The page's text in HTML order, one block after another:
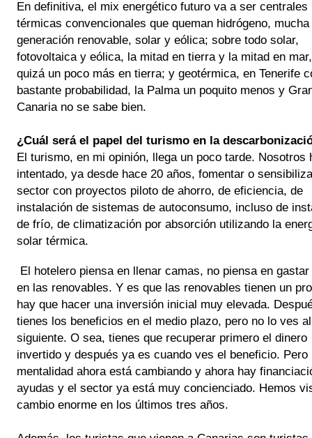
En definitiva, el mix energético futuro va a ser centrales
térmicas convencionales que queman hidrógeno, mucha
generación renovable, solar y eólica; sobre todo solar,
fotovoltaica y eólica, la mitad en tierra y la mitad en
quizá un poco más en tierra; y geotérmica, en Tenerife
bastante probabilidad, la Palma un poquito menos y
Canaria no se sabe bien.
¿Cuál será el papel del turismo en la
El turismo, en mi opinión, llega un poco tarde. Nosotros
intentado, ya desde hace 20 años, fomentar o
sector con proyectos piloto de ahorro, de eficiencia, de
instalación de sistemas de autoconsumo, incluso de
de frío, de climatización por absorción utilizando la
solar térmica.
El hotelero ​​piensa en llenar camas, no piensa en gastar
en las renovables. Y es que las renovables tienen un
hay que hacer una inversión inicial muy elevada.
tienes los beneficios en el medio plazo, pero no lo ves
siguiente. O sea, tienes que recuperar primero el dinero
invertido y después ya es cuando ves el beneficio. Pero
mentalidad ahora está cambiando y ahora hay
ayudas y el sector ya está muy concienciado. Hemos
cambio enorme en los últimos tres años.